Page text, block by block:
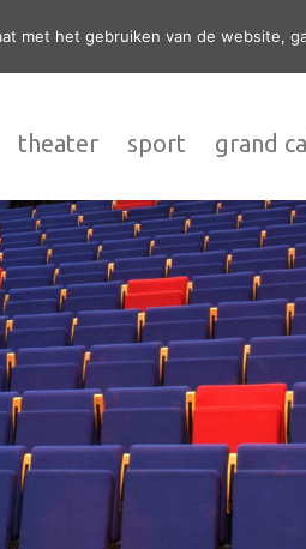
theater sport grand
met het gebruiken van de website,